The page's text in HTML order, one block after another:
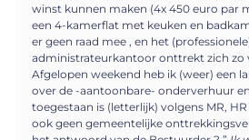
winst kunnen maken (4x 450 euro par
een 4-kamerflat met keuken en
er geen raad mee , en het
administrateurkantoor onttrekt zich zo
Afgelopen weekend heb ik (weer) een
over de -aantoonbare- onderverhuur
toegestaan is (letterlijk) volgens MR,
ook geen gemeentelijke